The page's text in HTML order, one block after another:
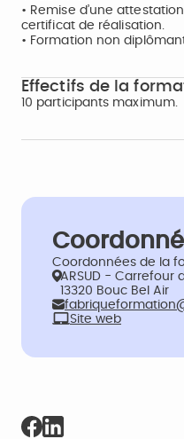
• Remise d’une
certificat de réalisation.
• Formation non
Effectifs de la
10 participants maximum.
Coordonnées de la
ARSUD - Carrefour
13320 Bouc Bel Air
Site web